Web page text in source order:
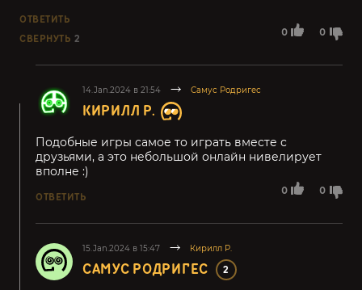
0 0
ОТВЕТИТЬ
СВЕРНУТЬ 2
14.Jan.2024 в 21:54 Самус Родригес
КИРИЛЛ Р.
0 0
Подобные игры самое то играть вместе с
друзьями, а это небольшой онлайн нивелирует
вполне :)
ОТВЕТИТЬ
15.Jan.2024 в 15:47 Кирилл Р.
САМУС РОДРИГЕС 2